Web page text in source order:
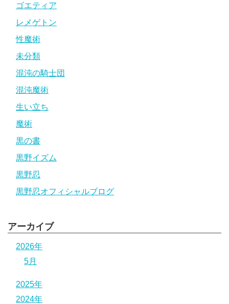
ゴエティア
レメゲトン
性魔術
未分類
混沌の騎士団
混沌魔術
生い立ち
魔術
黒の書
黒野イズム
黒野忍
黒野忍オフィシャルブログ
アーカイブ
2026年
5月
2025年
2024年